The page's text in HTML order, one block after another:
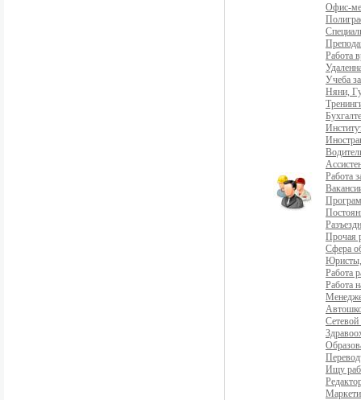
Офис-
Работа
Учеба
Няни,
Работа
Прочая
Сфера
Юристы,
Работа
Работа
Сетевой
Ищу